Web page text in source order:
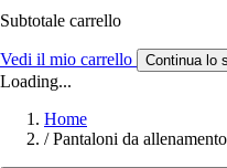
Subtotale carrello
Vedi il mio carrello Continua lo
Loading...
Home
/ Pantaloni da